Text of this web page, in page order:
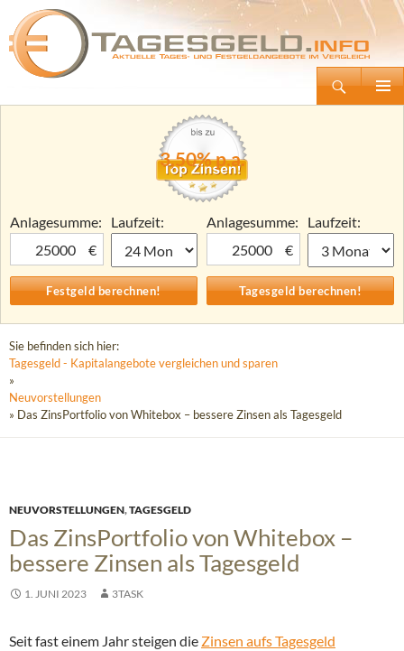
Tagesgeld.info – Tagesgeldkonten vergleichen und Tagesgeld-Zinsen berechnen
Zum
3,50% p.a.
Anlagesumme:
€
Laufzeit:
Anlagesumme:
€
Laufzeit:
Sie befinden sich hier:
Tagesgeld - Kapitalangebote vergleichen und sparen
»
Neuvorstellungen
» Das ZinsPortfolio von Whitebox – bessere Zinsen als Tagesgeld
NEUVORSTELLUNGEN,TAGESGELD
Das ZinsPortfolio von Whitebox –
bessere Zinsen als Tagesgeld
1. JUNI 2023 3TASK
Seit fast einem Jahr steigen die Zinsen aufs Tagesgeld